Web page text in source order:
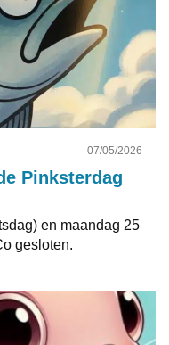
07/05/2026
Pinksterdag
en maandag 25
gesloten.